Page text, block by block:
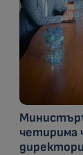
четирима